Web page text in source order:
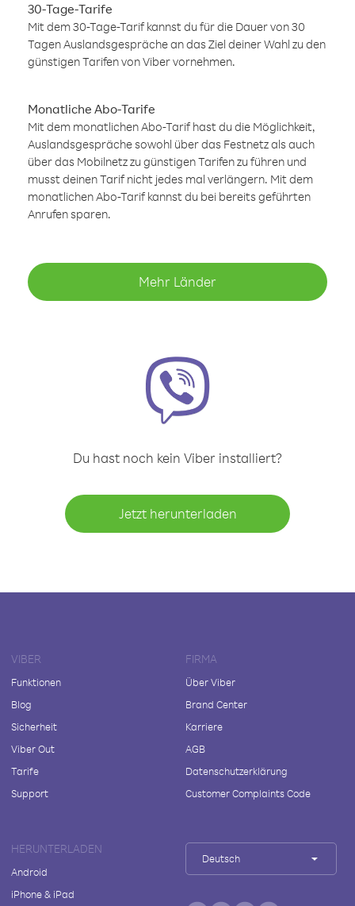
30-Tage-Tarife
Mit dem 30-Tage-Tarif kannst du für die Dauer von 30
Tagen Auslandsgespräche an das Ziel deiner Wahl zu den
günstigen Tarifen von Viber vornehmen.
Monatliche Abo-Tarife
Mit dem monatlichen Abo-Tarif hast du die Möglichkeit,
Auslandsgespräche sowohl über das Festnetz als auch
über das Mobilnetz zu günstigen Tarifen zu führen und
musst deinen Tarif nicht jedes mal verlängern. Mit dem
monatlichen Abo-Tarif kannst du bei bereits geführten
Anrufen sparen.
Mehr Länder
Du hast noch kein Viber installiert?
Jetzt herunterladen
VIBER
Funktionen
Blog
Sicherheit
Viber Out
Tarife
Support
FIRMA
Über Viber
Brand Center
Karriere
AGB
Datenschutzerklärung
Customer Complaints Code
HERUNTERLADEN
Android
iPhone & iPad
Deutsch